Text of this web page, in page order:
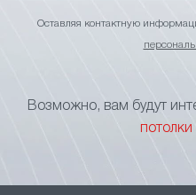
Оставляя контактную
Возможно, вам будут